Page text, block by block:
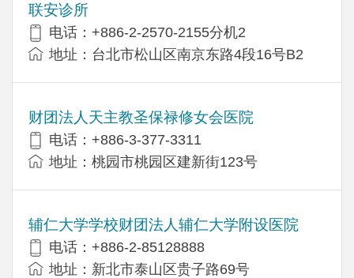
联安诊所
电话：+886-2-2570-2155分机2
地址：台北市松山区南京东路4段16号B​​2
财团法人天主教圣保禄修女会医院
电话：+886-3-377-3311
地址：桃园市桃园区建新街123号
辅仁大学学校财团法人辅仁大学附设医院
电话：+886-2-85128888
地址：新北市泰山区贵子路69号